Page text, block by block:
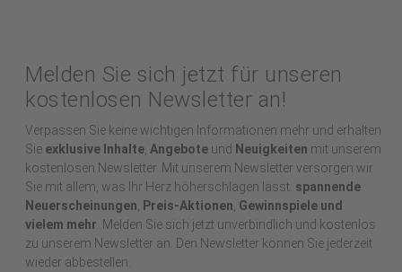
Melden Sie sich jetzt für unseren
kostenlosen Newsletter an!
Verpassen Sie keine wichtigen Informationen mehr und erhalten
Sie exklusive Inhalte Angebote und Neuigkeiten mit unserem
kostenlosen Newsletter. Mit unserem Newsletter versorgen wir
Sie mit allem, was Ihr Herz höherschlagen lässt: spannende
Neuerscheinungen Preis-Aktionen Gewinnspiele und
vielem mehr . Melden Sie sich jetzt unverbindlich und kostenlos
zu unserem Newsletter an. Den Newsletter können Sie jederzeit
wieder abbestellen.